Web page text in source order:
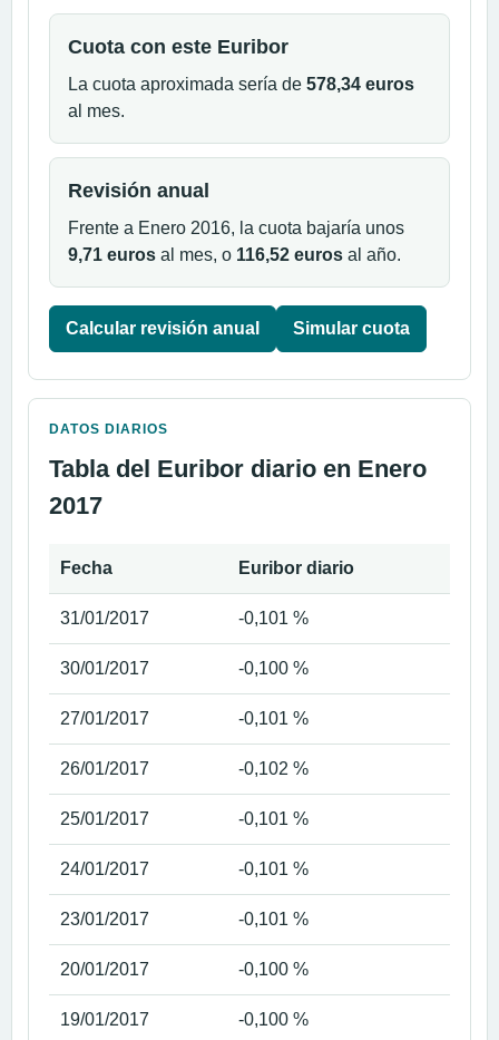
Cuota con este Euribor
La cuota aproximada sería de 578,34 euros
al mes.
Revisión anual
Frente a Enero 2016, la cuota bajaría unos
9,71 euros al mes, o 116,52 euros al año.
Calcular revisión anual Simular cuota
DATOS DIARIOS
Tabla del Euribor diario en Enero
2017
Fecha Euribor diario
31/01/2017 -0,101 %
30/01/2017 -0,100 %
27/01/2017 -0,101 %
26/01/2017 -0,102 %
25/01/2017 -0,101 %
24/01/2017 -0,101 %
23/01/2017 -0,101 %
20/01/2017 -0,100 %
19/01/2017 -0,100 %